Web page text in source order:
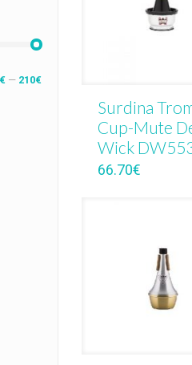
Surdina
Cup-Mute
Wick
66.70€
— 210€